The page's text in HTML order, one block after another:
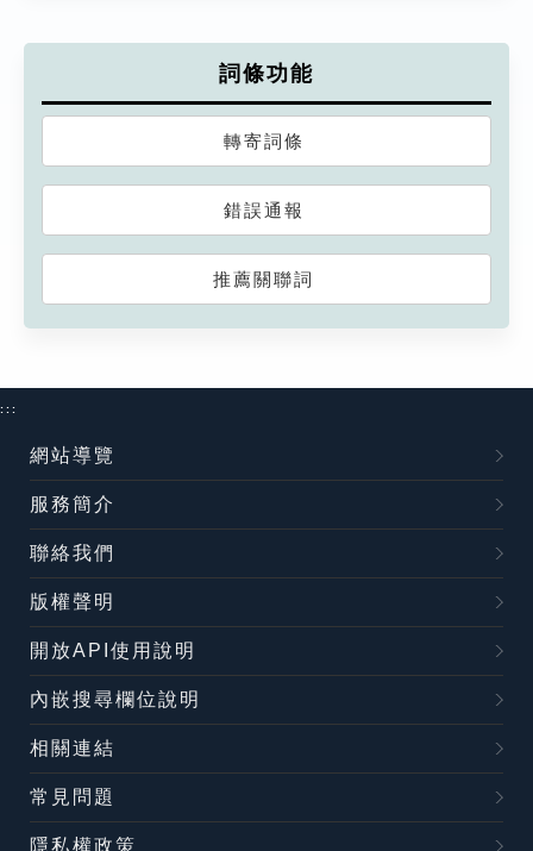
詞條功能
轉寄詞條
錯誤通報
推薦關聯詞
:::
網站導覽
服務簡介
聯絡我們
版權聲明
開放API使用說明
內嵌搜尋欄位說明
相關連結
常見問題
隱私權政策